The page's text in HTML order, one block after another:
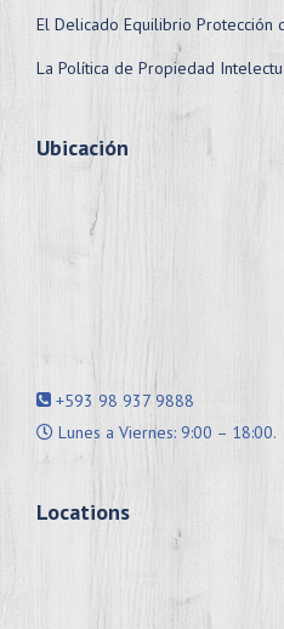
El Delicado Equilibrio Protección
La Política de Propiedad
Ubicación
+593 98 937 9888
Lunes a Viernes: 9:00 – 18:00.
Locations